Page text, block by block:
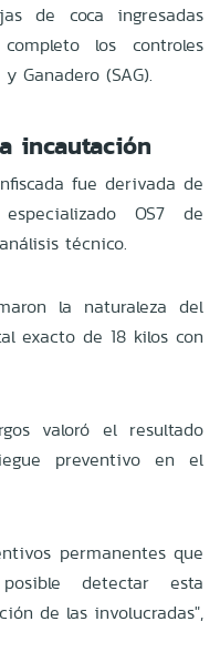
de coca ingresadas
los controles
Ganadero (SAG).
incautación
fue derivada de
OS7 de
técnico.
la naturaleza del
exacto de 18 kilos con
valoró el resultado
preventivo en el
permanentes que
detectar esta
de las involucradas",